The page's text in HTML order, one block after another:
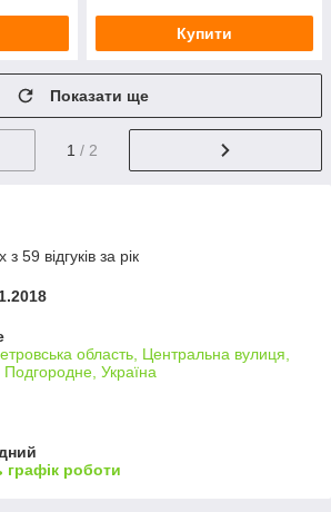
Купити
Показати ще
1 / 2
59 відгуків за рік
область, Центральна вулиця,
Україна
графік роботи